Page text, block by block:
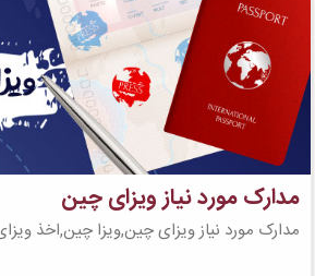
مدارک مورد نیاز ویزای چین
مدارک مورد نیاز ویزای چین,ویزا چین,اخذ